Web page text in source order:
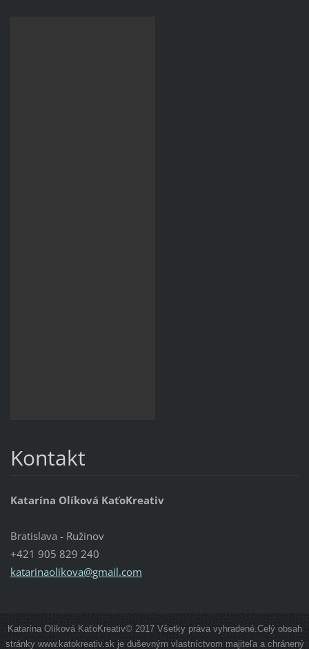
Kontakt
Katarína Olíková KaťoKreativ
Bratislava - Ružinov
+421 905 829 240
katarinaolikova@gmail.com
Katarína Olíková KaťoKreativ© 2017 Všetky práva vyhradené.Celý obsah
stránky www.katokreativ.sk je duševným vlastníctvom majiteľa a chránený